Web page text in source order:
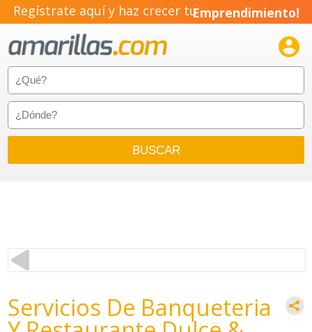
Regístrate aquí y haz crecer tuEmprendimiento!

Servicios De Banqueteria